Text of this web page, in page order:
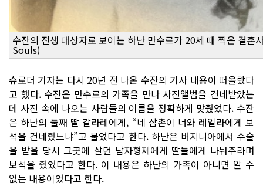
수잔의 전생 대상자로 보이는 하난 만수르가 20세 때 찍은 결혼
Souls)
슈로더 기자는 다시 20년 전 나온 수잔의 기사 내용이 떠올랐다
고 했다. 수잔은 만수르의 가족을 만나 사진앨범을 건네받았는
데 사진 속에 나오는 사람들의 이름을 정확하게 맞췄었다. 수잔
은 하난의 둘째 딸 갈라레에게, “네 삼촌이 너와 레일라에게 보
석을 건네줬느냐”고 물었다고 한다. 하난은 버지니아에서 수술
을 받을 당시 그곳에 살던 남자형제에게 딸들에게 나눠주라며
보석을 줬었다고 한다. 이 내용은 하난의 가족이 아니면 알 수
없는 내용이었다고 한다.